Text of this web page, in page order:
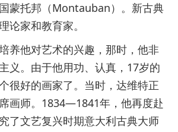
蒙托邦（Montauban）。新古典
论家和教育家。
他对艺术的兴趣，那时，他非
义。由于他用功、认真，17岁的
很好的画家了。当时，达维特正
画师。1834—1841年，他再度赴
了文艺复兴时期意大利古典大师